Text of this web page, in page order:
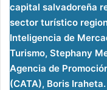
capital salvadoreña
sector turístico
Inteligencia de
Turismo, Stephany
Agencia de
(CATA), Boris Iraheta.